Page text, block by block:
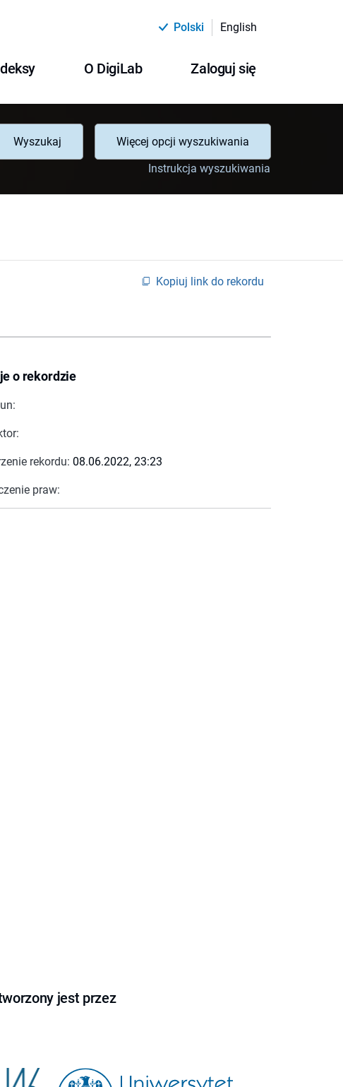
Polski English
O DigiLab Zaloguj się
Wyszukaj
Więcej opcji wyszukiwania
Instrukcja wyszukiwania
Kopiuj link do rekordu
o rekordzie
rekordu: 08.06.2022, 23:23
praw:
jest przez